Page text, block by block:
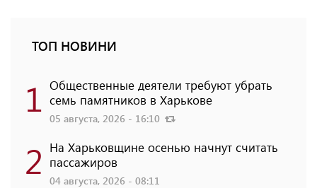
ТОП НОВИНИ
1 Общественные деятели требуют убрать
семь памятников в Харькове
05 августа, 2026 - 16:10
2 На Харьковщине осенью начнут считать
пассажиров
04 августа, 2026 - 08:11